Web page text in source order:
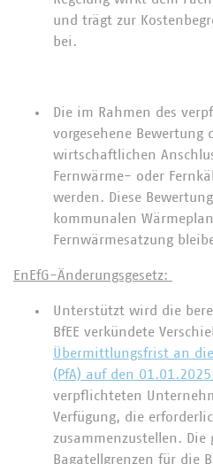
und trägt zur
bei.
Die im Rahmen des
vorgesehene Bewertung
wirtschaftlichen
Fernwärme- oder
werden. Diese
kommunalen
Fernwärmesatzung
EnEfG-Änderungsgesetz:
Unterstützt wird die
BfEE verkündete
Übermittlungsfrist an
(PfA) auf den
verpflichteten
Verfügung, die
zusammenzustellen.
Bagatellgrenzen für die